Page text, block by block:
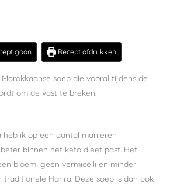
gaan Recept afdrukken
soep die vooral tijdens de
om de vast te breken.
ik op een aantal manieren
binnen het keto dieet past. Het
bloem, geen vermicelli en minder
Harira. Deze soep is dan ook